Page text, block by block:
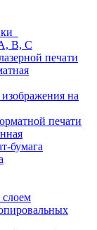
А, В, С
печати
на
печати
бумага